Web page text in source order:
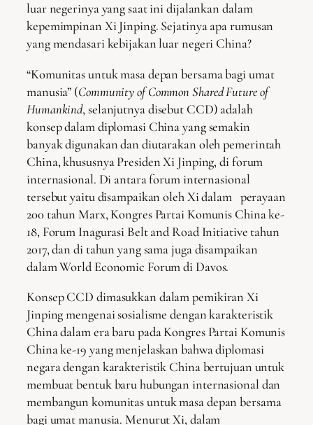
luar negerinya yang saat ini dijalankan dalam
kepemimpinan Xi Jinping. Sejatinya apa rumusan
yang mendasari kebijakan luar negeri China?
“Komunitas untuk masa depan bersama bagi umat
manusia” (Community of Common Shared Future of
Humankind, selanjutnya disebut CCD) adalah
konsep dalam diplomasi China yang semakin
banyak digunakan dan diutarakan oleh pemerintah
China, khususnya Presiden Xi Jinping, di forum
internasional. Di antara forum internasional
tersebut yaitu disampaikan oleh Xi dalam perayaan
200 tahun Marx, Kongres Partai Komunis China ke-
18, Forum Inagurasi Belt and Road Initiative tahun
2017, dan di tahun yang sama juga disampaikan
dalam World Economic Forum di Davos.
Konsep CCD dimasukkan dalam pemikiran Xi
Jinping mengenai sosialisme dengan karakteristik
China dalam era baru pada Kongres Partai Komunis
China ke-19 yang menjelaskan bahwa diplomasi
negara dengan karakteristik China bertujuan untuk
membuat bentuk baru hubungan internasional dan
membangun komunitas untuk masa depan bersama
bagi umat manusia. Menurut Xi, dalam